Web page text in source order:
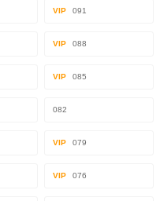
VIP 091
VIP 088
VIP 085
082
VIP 079
VIP 076